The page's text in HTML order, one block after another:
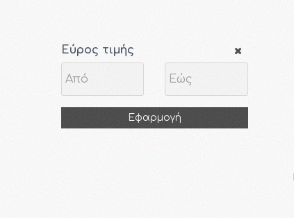
Εύρος τιμής
Εφαρμογή